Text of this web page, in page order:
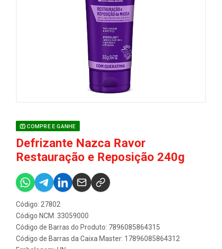
COMPRE E GANHE
Defrizante Nazca Ravor
Restauração e Reposição 240g
Código: 27802
Código NCM: 33059000
Código de Barras do Produto: 7896085864315
Código de Barras da Caixa Master: 17896085864312